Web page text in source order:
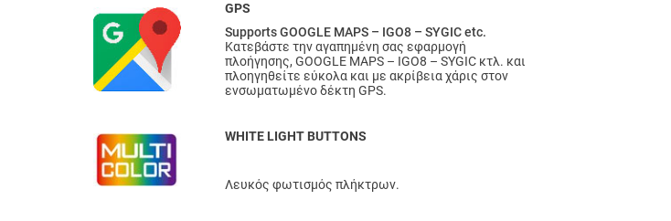
GPS
Supports GOOGLE MAPS – IGO8 – SYGIC etc.
Κατεβάστε την αγαπημένη σας εφαρμογή
πλοήγησης, GOOGLE MAPS – IGO8 – SYGIC κτλ. και
πλοηγηθείτε εύκολα και με ακρίβεια χάρις στον
ενσωματωμένο δέκτη GPS.
WHITE LIGHT BUTTONS
Λευκός φωτισμός πλήκτρων.